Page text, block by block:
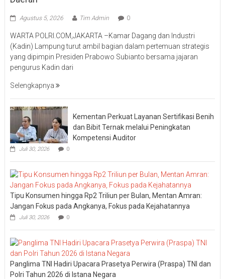
Agustus 5, 2026 Tim Admin 0
WARTA POLRI.COM,JAKARTA –Kamar Dagang dan Industri
(Kadin) Lampung turut ambil bagian dalam pertemuan strategis
yang dipimpin Presiden Prabowo Subianto bersama jajaran
pengurus Kadin dari
Selengkapnya
Kementan Perkuat Layanan Sertifikasi Benih
dan Bibit Ternak melalui Peningkatan
Kompetensi Auditor
Juli 30, 2026 0
Tipu Konsumen hingga Rp2 Triliun per Bulan, Mentan Amran:
Jangan Fokus pada Angkanya, Fokus pada Kejahatannya
Juli 30, 2026 0
Panglima TNI Hadiri Upacara Prasetya Perwira (Praspa) TNI dan
Polri Tahun 2026 di Istana Negara